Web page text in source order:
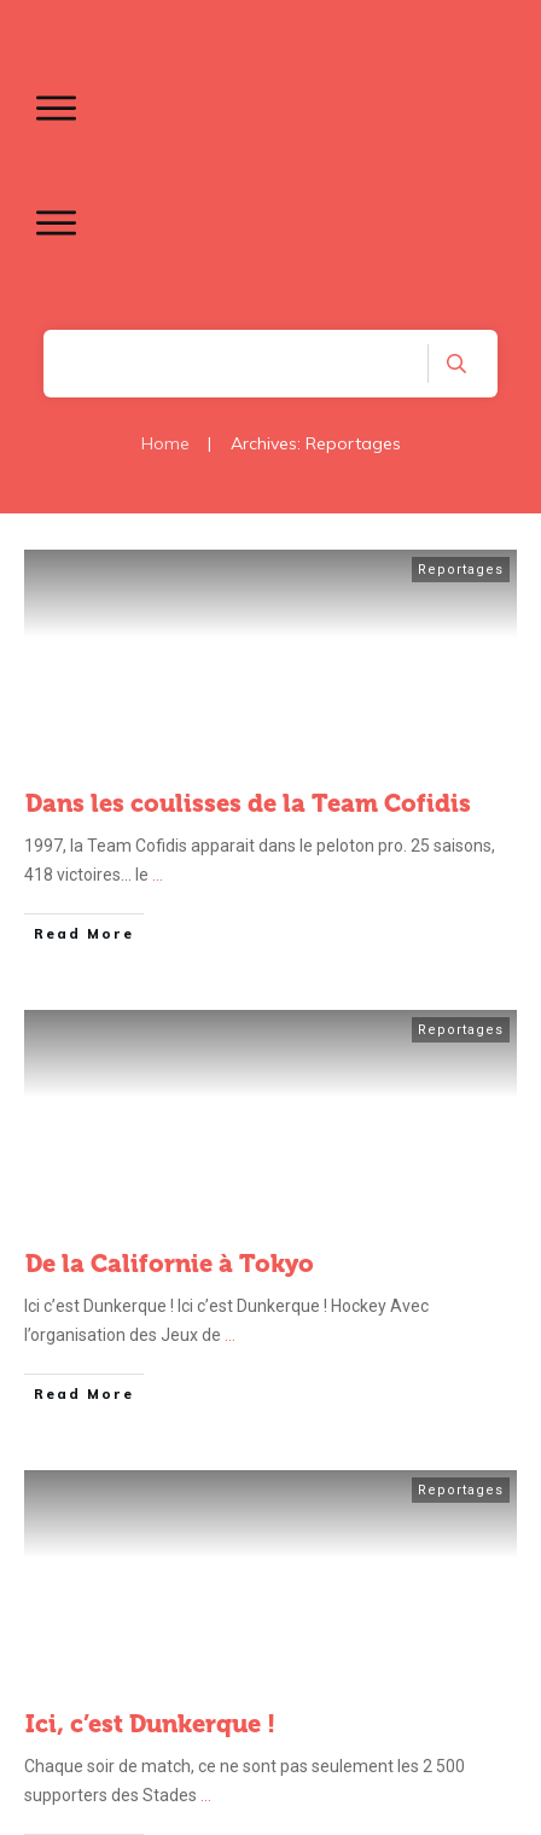
Home | Archives: Reportages
Reportages
Dans les coulisses de la Team Cofidis
1997, la Team Cofidis apparait dans le peloton pro. 25 saisons,
418 victoires… le
Read More
Reportages
De la Californie à Tokyo
Ici c’est Dunkerque ! Ici c’est Dunkerque ! Hockey Avec
l’organisation des Jeux de
Read More
Reportages
Ici, c’est Dunkerque !
Chaque soir de match, ce ne sont pas seulement les 2 500
supporters des Stades